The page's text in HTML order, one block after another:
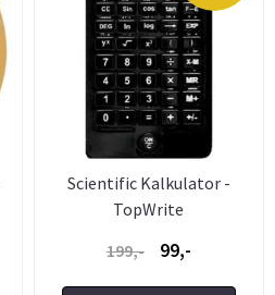
Scientific Kalkulator -
TopWrite
199,-
99,-